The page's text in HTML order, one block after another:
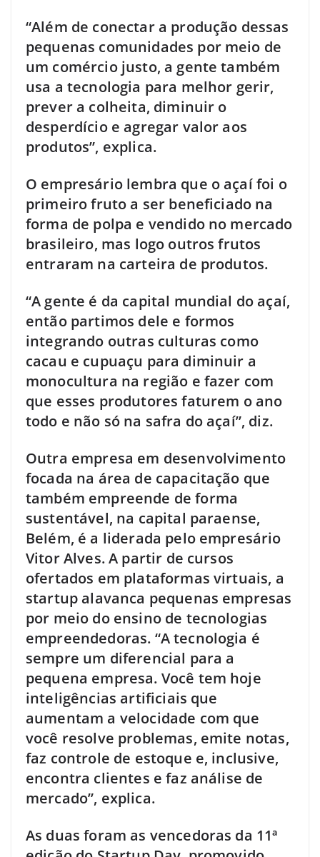
“Além de conectar a produção dessas
pequenas comunidades por meio de
um comércio justo, a gente também
usa a tecnologia para melhor gerir,
prever a colheita, diminuir o
desperdício e agregar valor aos
produtos”, explica.
O empresário lembra que o açaí foi o
primeiro fruto a ser beneficiado na
forma de polpa e vendido no mercado
brasileiro, mas logo outros frutos
entraram na carteira de produtos.
“A gente é da capital mundial do açaí,
então partimos dele e formos
integrando outras culturas como
cacau e cupuaçu para diminuir a
monocultura na região e fazer com
que esses produtores faturem o ano
todo e não só na safra do açaí”, diz.
Outra empresa em desenvolvimento
focada na área de capacitação que
também empreende de forma
sustentável, na capital paraense,
Belém, é a liderada pelo empresário
Vitor Alves. A partir de cursos
ofertados em plataformas virtuais, a
startup alavanca pequenas empresas
por meio do ensino de tecnologias
empreendedoras. “A tecnologia é
sempre um diferencial para a
pequena empresa. Você tem hoje
inteligências artificiais que
aumentam a velocidade com que
você resolve problemas, emite notas,
faz controle de estoque e, inclusive,
encontra clientes e faz análise de
mercado”, explica.
As duas foram as vencedoras da 11ª